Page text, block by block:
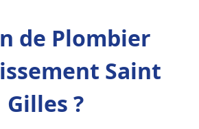
de Plombier
Saint
Gilles ?